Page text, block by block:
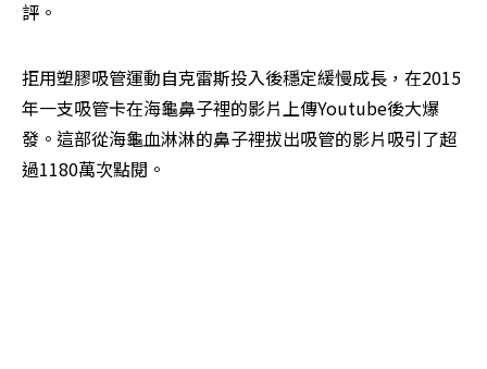
評。
拒用塑膠吸管運動自克雷斯投入後穩定緩慢成長，在2015
年一支吸管卡在海龜鼻子裡的影片上傳Youtube後大爆
發。這部從海龜血淋淋的鼻子裡拔出吸管的影片吸引了超
過1180萬次點閱。